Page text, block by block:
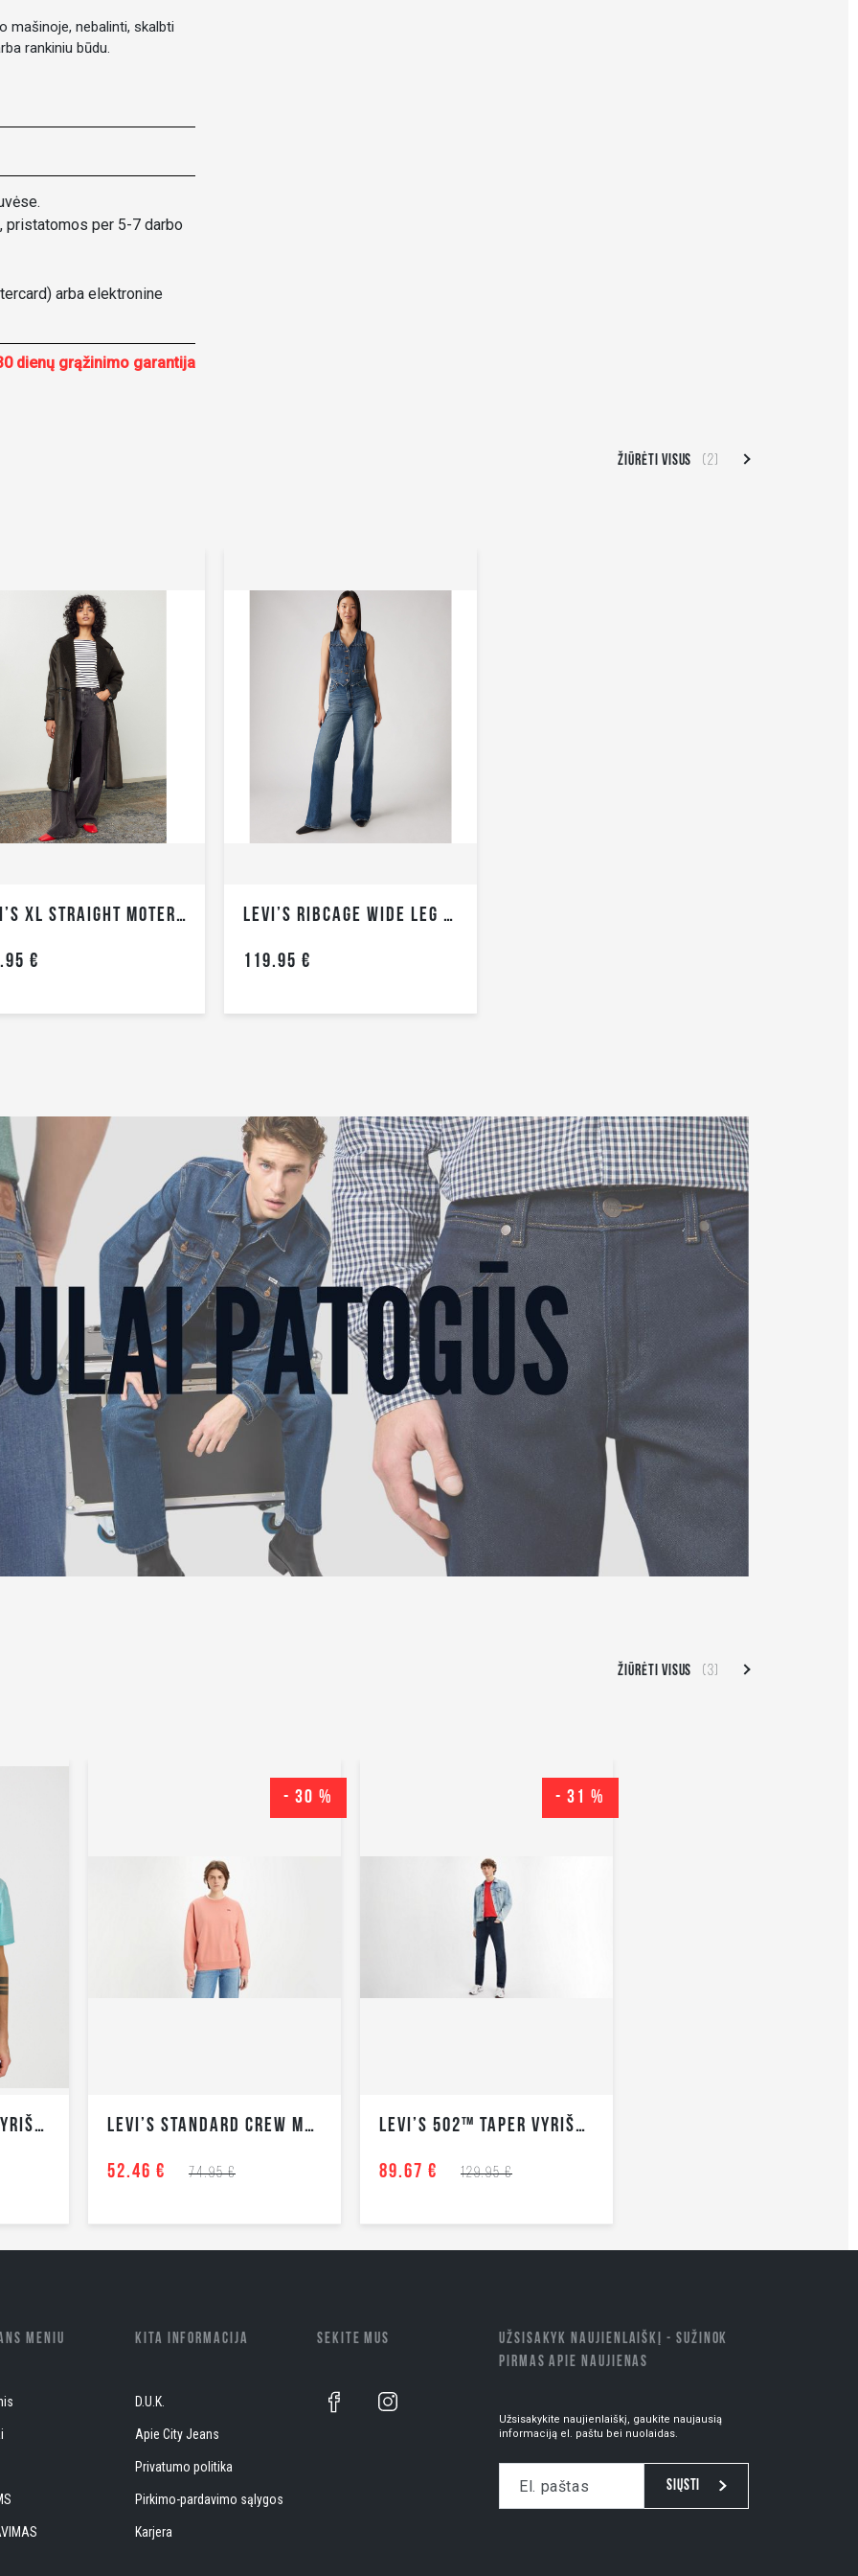
mašinoje, nebalinti, skalbti
rankiniu būdu.
pristatomos per 5-7 darbo
arba elektronine
dienų grąžinimo garantija
ŽIŪRĖTI VISUS (2)
LEVI’S XL STRAIGHT MOTERIŠKI DŽINSAI
€
LEVI’S RIBCAGE WIDE LEG MOTERIŠKI DŽINSAI
119.95 €
ŽIŪRĖTI VISUS (3)
WRANGLER REFINED VYRIŠKI POLO MARŠKINĖLIAI TRUMPOMIS RANKOVĖMIS LEVI’S STANDARD CREW MOTERIŠKAS BLIUZONAS
52.46 € 74.95 €
- 30 %
LEVI’S 502™ TAPER VYRIŠKI DŽINSAI
89.67 € 129.95 €
- 31 %
MENIU KITA INFORMACIJA
D.U.K.
Apie City Jeans
Privatumo politika
Pirkimo-pardavimo sąlygos
Karjera
SEKITE MUS
UŽSISAKYK NAUJIENLAIŠKĮ - SUŽINOK
PIRMAS APIE NAUJIENAS
Užsisakykite naujienlaiškį, gaukite naujausią
informaciją el. paštu bei nuolaidas.
Siųsti